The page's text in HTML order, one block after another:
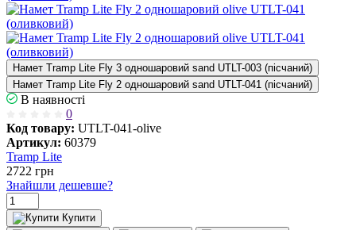
Намет Tramp Lite Fly 3 одношаровий sand UTLT-003 (пісчаний)
Намет Tramp Lite Fly 2 одношаровий sand UTLT-041 (пісчаний)
В наявності
0
Код товару: UTLT-041-olive
Артикул: 60379
Tramp Lite
2722 грн
Знайшли дешевше?
Купити